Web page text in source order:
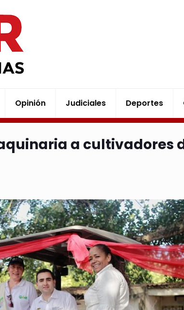
Opinión Judiciales Deportes
a cultivadores